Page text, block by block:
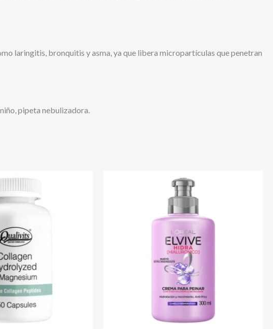
laringitis, bronquitis y asma, ya que libera micropartículas que penetran
pipeta nebulizadora.